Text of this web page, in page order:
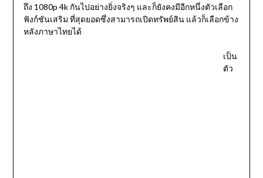
ถึง 1080p 4k กันไปอย่างยิ่งจริงๆ และก็ยังคงมีอีกหนึ่งตัวเลือก
ฟังก์ชันเสริม ที่สุดยอดซึ่งสามารถเปิดทรัพย์สิน แล้วก็เลือกข้าง
หลังภาษาไทยได้
เป็น
ตัว